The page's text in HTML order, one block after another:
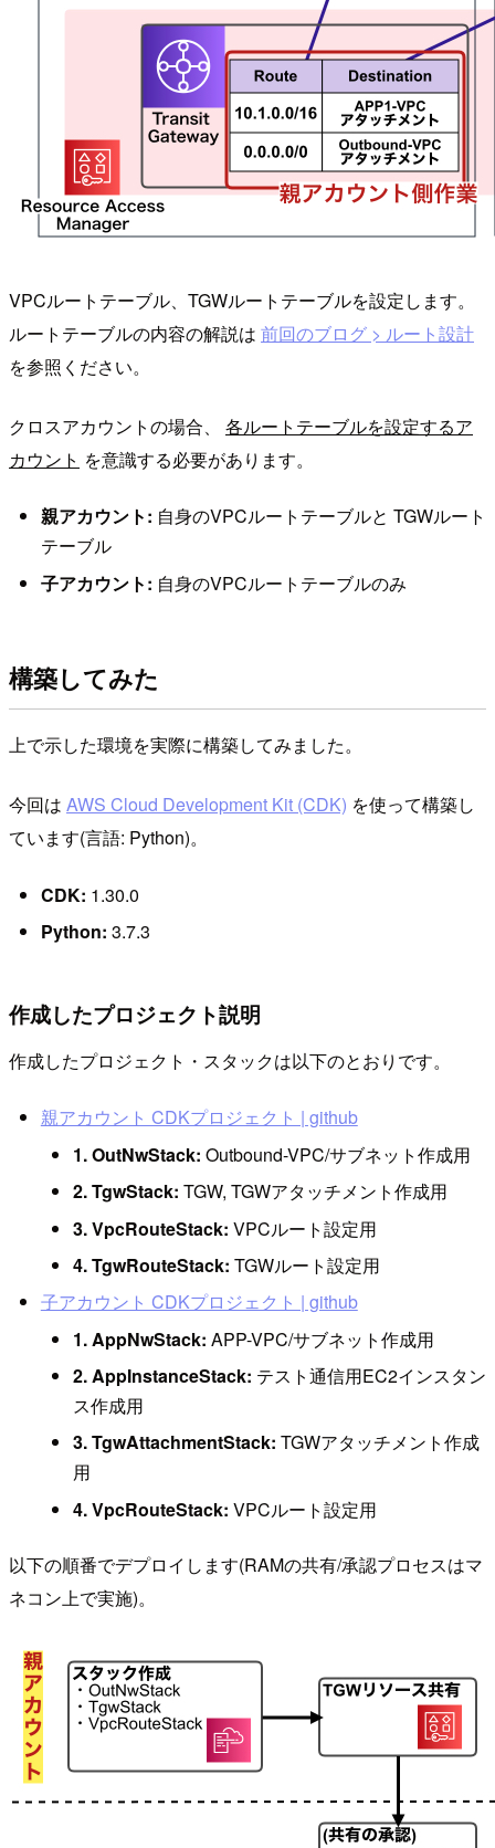
VPCルートテーブル、TGWルートテーブルを設定します。
ルートテーブルの内容の解説は 前回のブログ > ルート設計
を参照ください。
クロスアカウントの場合、 各ルートテーブルを設定するア
カウント を意識する必要があります。
親アカウント: 自身のVPCルートテーブルと TGWルート
テーブル
子アカウント: 自身のVPCルートテーブルのみ
構築してみた
上で示した環境を実際に構築してみました。
今回は AWS Cloud Development Kit (CDK) を使って構築し
ています(言語: Python)。
CDK: 1.30.0
Python: 3.7.3
作成したプロジェクト説明
作成したプロジェクト・スタックは以下のとおりです。
親アカウント CDKプロジェクト | github
1. OutNwStack: Outbound-VPC/サブネット作成用
2. TgwStack: TGW, TGWアタッチメント作成用
3. VpcRouteStack: VPCルート設定用
4. TgwRouteStack: TGWルート設定用
子アカウント CDKプロジェクト | github
1. AppNwStack: APP-VPC/サブネット作成用
2. AppInstanceStack: テスト通信用EC2インスタン
ス作成用
3. TgwAttachmentStack: TGWアタッチメント作成
用
4. VpcRouteStack: VPCルート設定用
以下の順番でデプロイします(RAMの共有/承認プロセスはマ
ネコン上で実施)。